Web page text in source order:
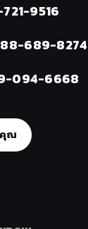
9516
689-8274
094-6668
คุณ